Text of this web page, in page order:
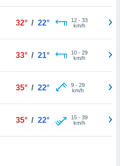
32° / 22° 12- 33
km/h
33° / 21° 10- 29
km/h
35° / 22° 9- 29
km/h
35° / 22° 15- 39
km/h